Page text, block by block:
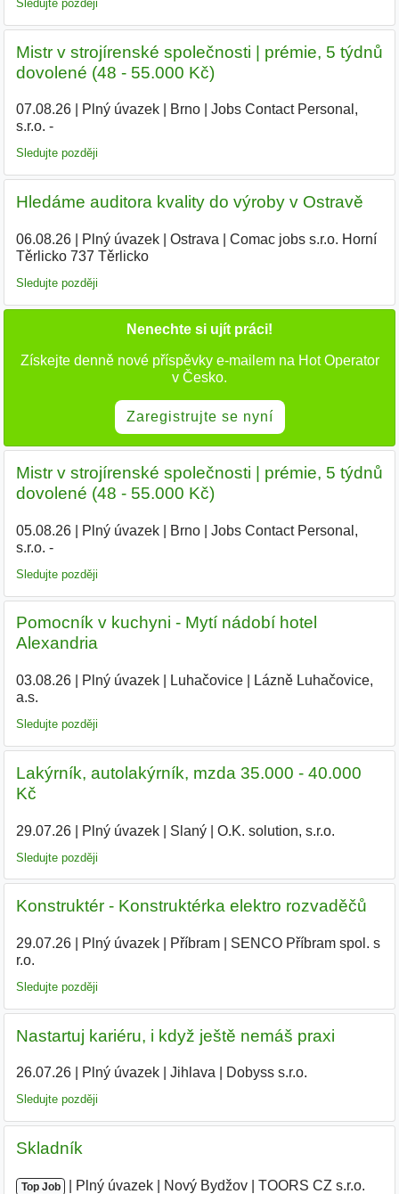
Sledujte později
Mistr v strojírenské společnosti | prémie, 5 týdnů
dovolené (48 - 55.000 Kč)
07.08.26| Plný úvazek| Brno|
Jobs Contact Personal,
s.r.o. -
Sledujte později
Hledáme auditora kvality do výroby v Ostravě
06.08.26| Plný úvazek| Ostrava
Comac jobs s.r.o. Horní
Těrlicko 737 Těrlicko|
Sledujte později
Nenechte si ujít práci!
Získejte denně nové příspěvky e-mailem na Hot Operator
v Česko.
Zaregistrujte se nyní
Mistr v strojírenské společnosti | prémie, 5 týdnů
dovolené (48 - 55.000 Kč)
05.08.26| Plný úvazek| Brno|
Jobs Contact Personal,
s.r.o. -|
Sledujte později
Pomocník v kuchyni - Mytí nádobí hotel
Alexandria
03.08.26| Plný úvazek| Luhačovice|
Lázně Luhačovice,
a.s.
Sledujte později
Lakýrník, autolakýrník, mzda 35.000 - 40.000
Kč
29.07.26| Plný úvazek| Slaný| O.K. solution, s.r.o.
Sledujte později
Konstruktér - Konstruktérka elektro rozvaděčů
29.07.26| Plný úvazek| Příbram|
SENCO Příbram spol. s
r.o.
Sledujte později
Nastartuj kariéru, i když ještě nemáš praxi
26.07.26| Plný úvazek| Jihlava Dobyss s.r.o.
Sledujte později
Skladník
Top Job Plný úvazek Nový Bydžov TOORS CZ s.r.o.